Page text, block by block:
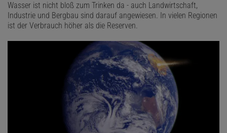
Wasser ist nicht bloß zum Trinken da - auch Landwirtschaft,
Industrie und Bergbau sind darauf angewiesen. In vielen Regionen
ist der Verbrauch höher als die Reserven.